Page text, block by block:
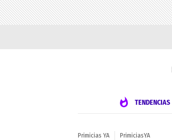
TENDENCIAS
Primicias YA PrimiciasYA